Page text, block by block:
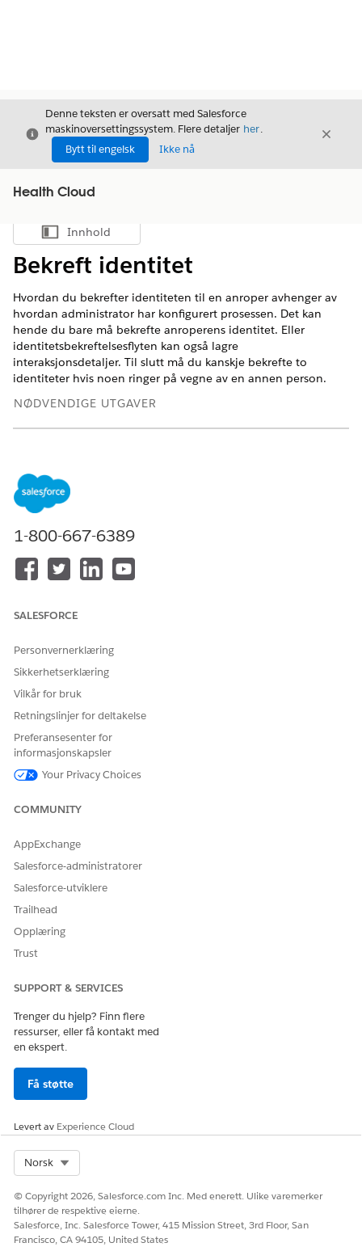
Avslutt
Denne teksten er oversatt med Salesforce
maskinoversettingssystem. Flere detaljer her.
Bytt til engelsk
Ikke nå
Avslutt
Health Cloud
Vis innholdsfortegnelse
Innhold
Bekreft identitet
Hvordan du bekrefter identiteten til en anroper avhenger av
hvordan administrator har konfigurert prosessen. Det kan
hende du bare må bekrefte anroperens identitet. Eller
identitetsbekreftelsesflyten kan også lagre
interaksjonsdetaljer. Til slutt må du kanskje bekrefte to
identiteter hvis noen ringer på vegne av en annen person.
NØDVENDIGE UTGAVER
Cloud
Kontroller identiteten til en innringer før brukere
informasjon.
Kontroller kundens identitet før vedkommende behandler
detaljer om interaksjonen. Hvis et engasjement gjelder
noen andre enn kunden, kan du bekrefte for begge
HJALP DENNE ARTIKKELEN MED Å LØSE PROBLEMET DITT?
La oss få vite det slik at vi kan forbedre!
1-800-667-6389
SALESFORCE
Personvernerklæring
Sikkerhetserklæring
Vilkår for bruk
Retningslinjer for deltakelse
Preferansesenter for
informasjonskapsler
Your Privacy Choices
COMMUNITY
AppExchange
Salesforce-administratorer
Salesforce-utviklere
Trailhead
Opplæring
Trust
SUPPORT & SERVICES
Trenger du hjelp? Finn flere
ressurser, eller få kontakt med
en ekspert.
Få støtte
Levert av Experience Cloud
Norsk
© Copyright 2026, Salesforce.com Inc. Med enerett. Ulike varemerker
tilhører de respektive eierne.
Salesforce, Inc. Salesforce Tower, 415 Mission Street, 3rd Floor, San
Francisco, CA 94105, United States